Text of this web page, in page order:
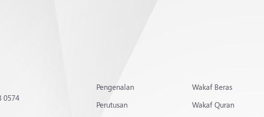
0574
Pengenalan
Perutusan
Wakaf Beras
Wakaf Quran